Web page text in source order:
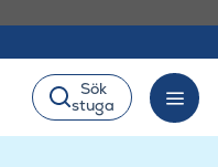
Sök
stuga